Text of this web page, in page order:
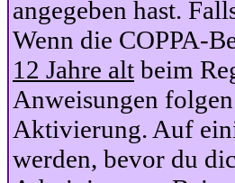
angegeben hast.
Wenn die COPPA-
12 Jahre alt beim
Anweisungen
Aktivierung. Auf
werden, bevor du